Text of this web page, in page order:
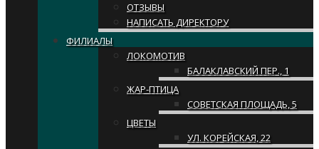
ОТЗЫВЫ
НАПИСАТЬ ДИРЕКТОРУ
ФИЛИАЛЫ
ЛОКОМОТИВ
БАЛАКЛАВСКИЙ ПЕР., 1
ЖАР-ПТИЦА
СОВЕТСКАЯ ПЛОЩАДЬ, 5
ЦВЕТЫ
УЛ. КОРЕЙСКАЯ, 22